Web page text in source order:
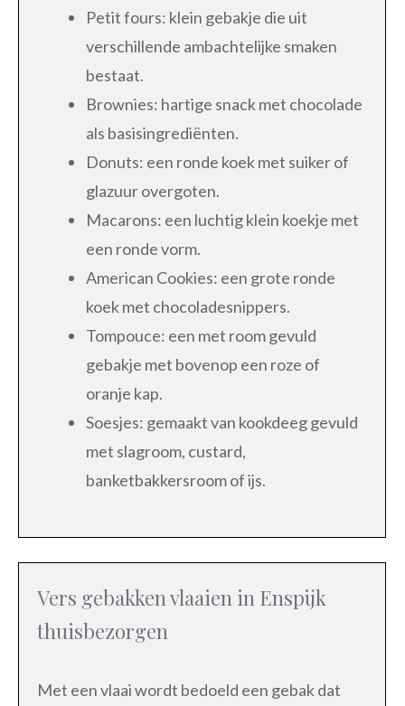
Petit fours: klein gebakje die uit
verschillende ambachtelijke smaken
bestaat.
Brownies: hartige snack met chocolade
als basisingrediënten.
Donuts: een ronde koek met suiker of
glazuur overgoten.
Macarons: een luchtig klein koekje met
een ronde vorm.
American Cookies: een grote ronde
koek met chocoladesnippers.
Tompouce: een met room gevuld
gebakje met bovenop een roze of
oranje kap.
Soesjes: gemaakt van kookdeeg gevuld
met slagroom, custard,
banketbakkersroom of ijs.
Vers gebakken vlaaien in Enspijk
thuisbezorgen
Met een vlaai wordt bedoeld een gebak dat